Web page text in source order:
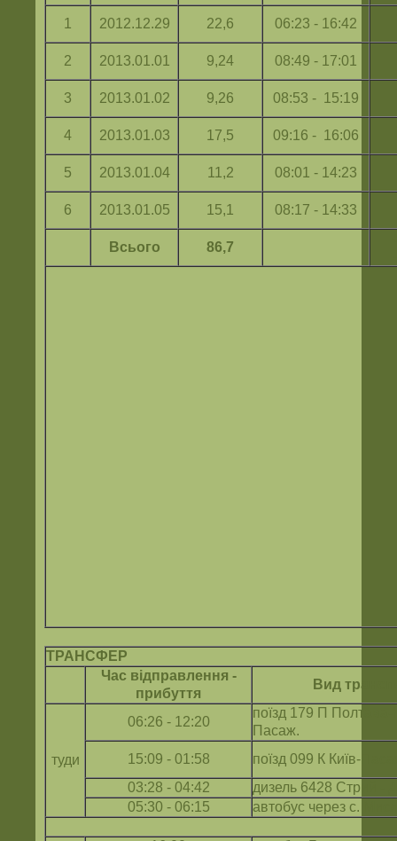
1 2012.12.29 22,6 06:23 - 16:42
2 2013.01.01 9,24 08:49 - 17:01
3 2013.01.02 9,26 08:53 - 15:19
4 2013.01.03 17,5 09:16 - 16:06
5 2013.01.04 11,2 08:01 - 14:23
6 2013.01.05 15,1 08:17 - 14:33
Всього 86,7
ТРАНСФЕР
Час відправлення -
прибуття
Вид
туди
06:26 - 12:20
поїзд 179 П Полтава-
Пасаж.
15:09 - 01:58
поїзд 099 К Київ-
03:28 - 04:42
дизель 6428 Стрий -
05:30 - 06:15
автобус через с.